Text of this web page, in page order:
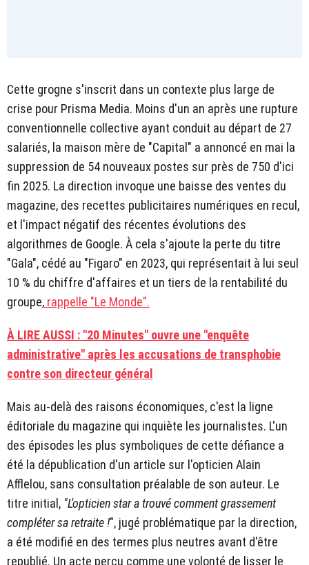
Cette grogne s'inscrit dans un contexte plus large de
crise pour Prisma Media. Moins d'un an après une rupture
conventionnelle collective ayant conduit au départ de 27
salariés, la maison mère de "Capital" a annoncé en mai la
suppression de 54 nouveaux postes sur près de 750 d'ici
fin 2025. La direction invoque une baisse des ventes du
magazine, des recettes publicitaires numériques en recul,
et l'impact négatif des récentes évolutions des
algorithmes de Google. À cela s'ajoute la perte du titre
"Gala", cédé au "Figaro" en 2023, qui représentait à lui seul
10 % du chiffre d'affaires et un tiers de la rentabilité du
groupe, rappelle "Le Monde".
À LIRE AUSSI : "20 Minutes" ouvre une "enquête
administrative" après les accusations de transphobie
contre son directeur général
Mais au-delà des raisons économiques, c'est la ligne
éditoriale du magazine qui inquiète les journalistes. L'un
des épisodes les plus symboliques de cette défiance a
été la dépublication d'un article sur l'opticien Alain
Afflelou, sans consultation préalable de son auteur. Le
titre initial, "L'opticien star a trouvé comment grassement
compléter sa retraite !", jugé problématique par la direction,
a été modifié en des termes plus neutres avant d'être
republié. Un acte perçu comme une volonté de lisser le